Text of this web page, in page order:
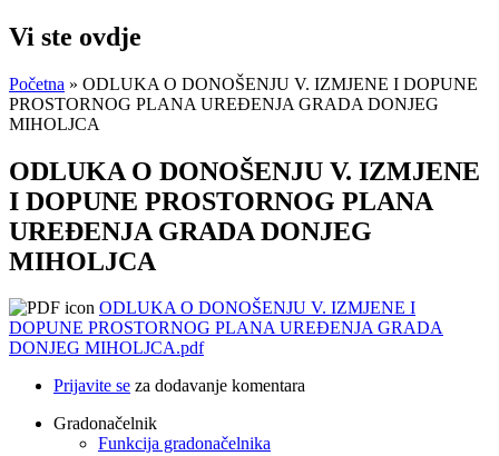
Vi ste ovdje
Početna » ODLUKA O DONOŠENJU V. IZMJENE I DOPUNE
PROSTORNOG PLANA UREĐENJA GRADA DONJEG
MIHOLJCA
ODLUKA O DONOŠENJU V. IZMJENE
I DOPUNE PROSTORNOG PLANA
UREĐENJA GRADA DONJEG
MIHOLJCA
ODLUKA O DONOŠENJU V. IZMJENE I
DOPUNE PROSTORNOG PLANA UREĐENJA GRADA
DONJEG MIHOLJCA.pdf
Prijavite se za dodavanje komentara
Gradonačelnik
Funkcija gradonačelnika